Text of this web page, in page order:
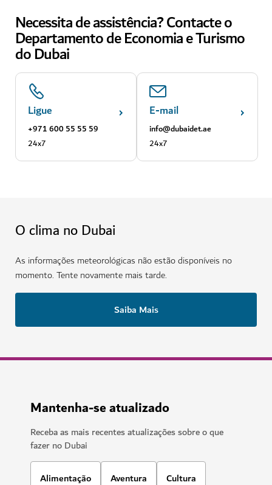
Necessita de assistência? Contacte o
Departamento de Economia e Turismo
do Dubai
Ligue
+971 600 55 55 59
24x7
E-mail
info@dubaidet.ae
24x7
O clima no Dubai
As informações meteorológicas não estão disponíveis no
momento. Tente novamente mais tarde.
Saiba Mais
Mantenha-se atualizado
Receba as mais recentes atualizações sobre o que
fazer no Dubai
Alimentação Aventura Cultura